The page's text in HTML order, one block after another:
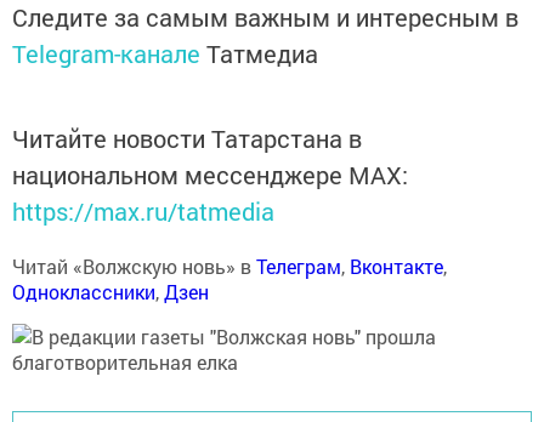
Следите за самым важным и интересным в
Telegram-канале Татмедиа
Читайте новости Татарстана в
национальном мессенджере MАХ:
https://max.ru/tatmedia
Читай «Волжскую новь» вТелеграм, Вконтакте,
Одноклассники,Дзен